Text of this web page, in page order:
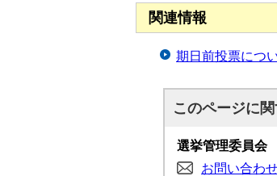
関連情報
期日前投票につ
このページに
選挙管理委員会
お問い合わ